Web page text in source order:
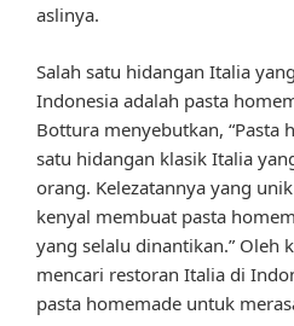
aslinya.
Salah satu hidangan Italia
Indonesia adalah pasta
Bottura menyebutkan, “Pasta
satu hidangan klasik Italia
orang. Kelezatannya yang
kenyal membuat pasta
yang selalu dinantikan.” Oleh
mencari restoran Italia di
pasta homemade untuk